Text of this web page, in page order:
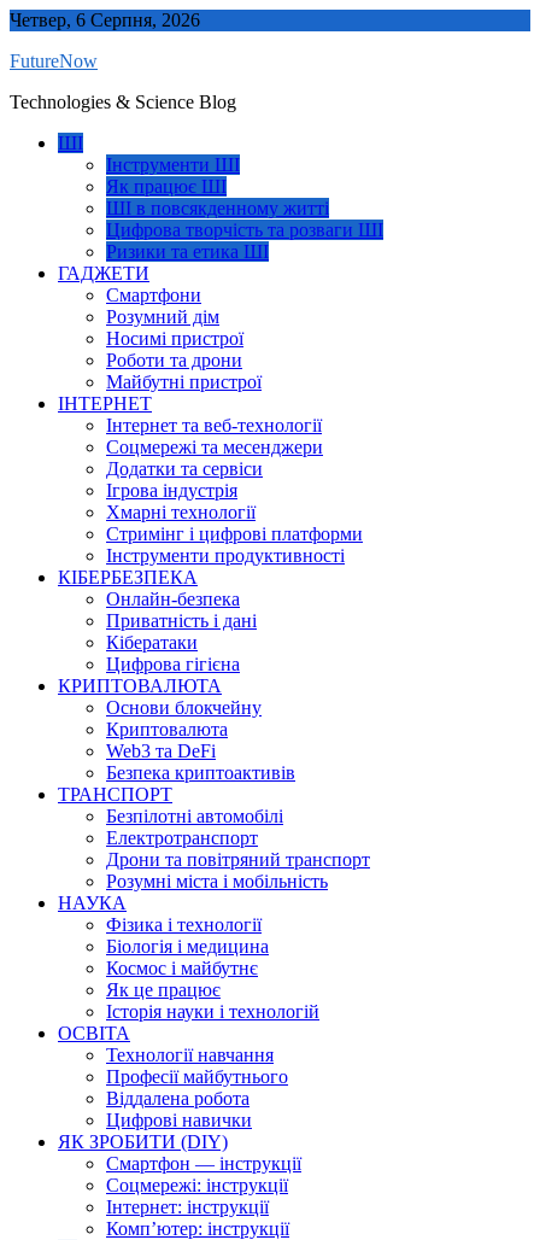
Skip
content
Четвер, 6 Серпня, 2026
FutureNow
Technologies & Science Blog
ШІ
Інструменти ШІ
Як працює ШІ
ШІ в повсякденному житті
Цифрова творчість та розваги ШІ
Ризики та етика ШІ
ГАДЖЕТИ
Смартфони
Розумний дім
Носимі пристрої
Роботи та дрони
Майбутні пристрої
ІНТЕРНЕТ
Інтернет та веб-технології
Соцмережі та месенджери
Додатки та сервіси
Ігрова індустрія
Хмарні технології
Стримінг і цифрові платформи
Інструменти продуктивності
КІБЕРБЕЗПЕКА
Онлайн-безпека
Приватність і дані
Кібератаки
Цифрова гігієна
КРИПТОВАЛЮТА
Основи блокчейну
Криптовалюта
Web3 та DeFi
Безпека криптоактивів
ТРАНСПОРТ
Безпілотні автомобілі
Електротранспорт
Дрони та повітряний транспорт
Розумні міста і мобільність
НАУКА
Фізика і технології
Біологія і медицина
Космос і майбутнє
Як це працює
Історія науки і технологій
ОСВІТА
Технології навчання
Професії майбутнього
Віддалена робота
Цифрові навички
ЯК ЗРОБИТИ (DIY)
Смартфон — інструкції
Соцмережі: інструкції
Інтернет: інструкції
Комп’ютер: інструкції